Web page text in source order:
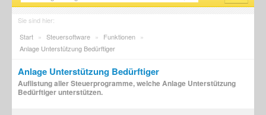
Steuersoftware
Steuererklärung
Finanzamt
Sie sind hier:
Start » Steuersoftware » Funktionen »
Anlage Unterstützung Bedürftiger
Anlage Unterstützung Bedürftiger
Auflistung aller Steuerprogramme, welche Anlage Unterstützung
Bedürftiger unterstützen.